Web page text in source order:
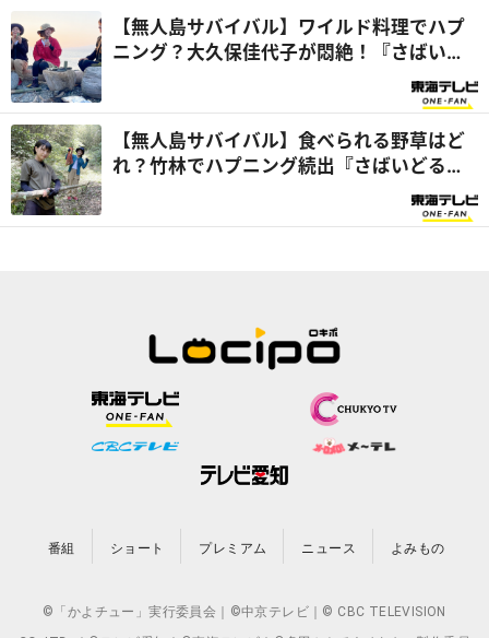
【無人島サバイバル】ワイルド料理でハプ
ニング？大久保佳代子が悶絶！『さばいど
るかほなんのソロキャンパー養成塾』
【無人島サバイバル】食べられる野草はど
れ？竹林でハプニング続出『さばいどるか
番組 ショート プレミアム ニュース よみもの
©「かよチュー」実行委員会｜©中京テレビ｜© CBC TELEVISION